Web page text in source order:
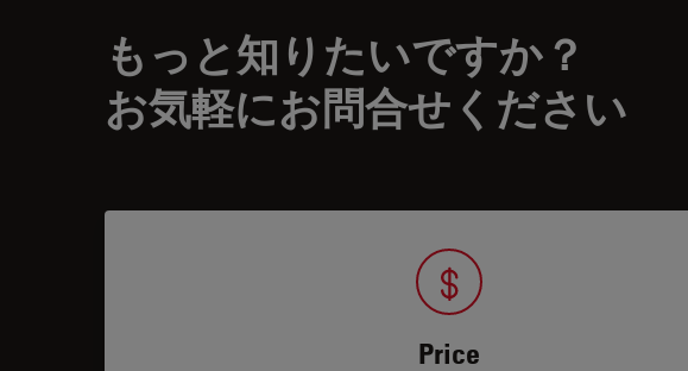
もっと知りたいですか？
お気軽にお問合せください
Price